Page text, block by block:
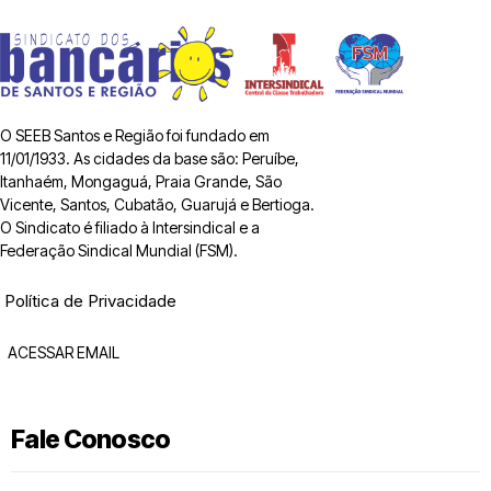
O SEEB Santos e Região foi fundado em
11/01/1933. As cidades da base são: Peruíbe,
Itanhaém, Mongaguá, Praia Grande, São
Vicente, Santos, Cubatão, Guarujá e Bertioga.
O Sindicato é filiado à Intersindical e a
Federação Sindical Mundial (FSM).
Política de Privacidade
ACESSAR EMAIL
Fale Conosco